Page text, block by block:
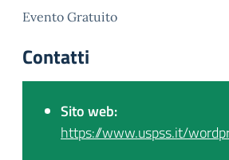
Evento Gratuito
Contatti
Sito web:
https://www.uspss.it/